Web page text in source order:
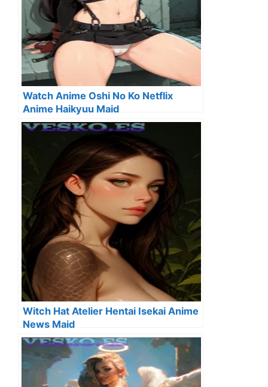
Watch Anime Oshi No Ko Netflix
Anime Haikyuu Maid
Witch Hat Atelier Hentai Isekai Anime
News Maid